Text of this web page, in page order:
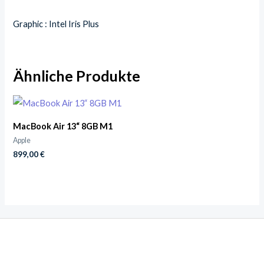
Graphic : Intel Iris Plus
Ähnliche Produkte
MacBook Air 13“ 8GB M1
Apple
899,00€